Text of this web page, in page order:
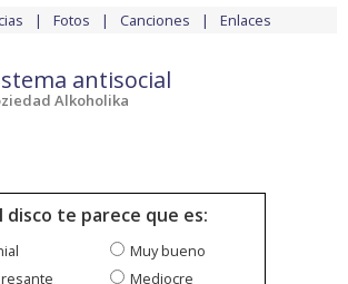
Fotos Canciones Enlaces
antisocial
Alkoholika
disco te parece que es:
Muy bueno
Mediocre